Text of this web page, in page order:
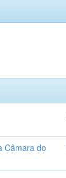
Câmara do